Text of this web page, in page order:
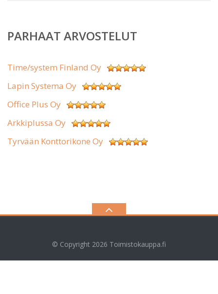
PARHAAT ARVOSTELUT
Time/system Finland Oy
Lapin Systema Oy
Office Plus Oy
Arkkiplussa Oy
Tyrvään Konttorikone Oy
© Copyright 2026 Toimistokauppa.fi